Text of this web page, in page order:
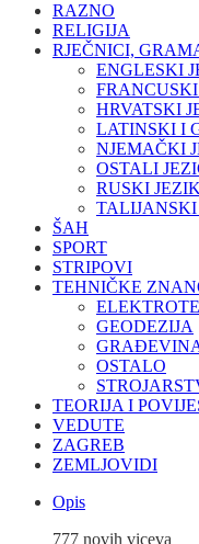
RAZNO
RELIGIJA
RJEČNICI,
ENGLESKI
HRVATSKI
LATINSKI I
NJEMAČKI
OSTALI
RUSKI JEZIK
TALIJANSKI
ŠAH
SPORT
STRIPOVI
TEHNIČKE
GEODEZIJA
OSTALO
TEORIJA I
VEDUTE
ZAGREB
ZEMLJOVIDI
Opis
777 novih viceva